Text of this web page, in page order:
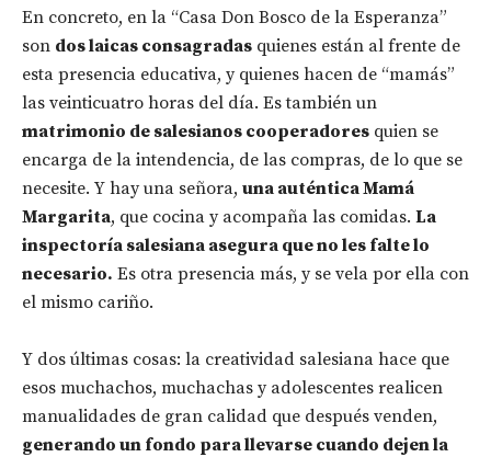
En concreto, en la “Casa Don Bosco de la Esperanza”
son dos laicas consagradas quienes están al frente de
esta presencia educativa, y quienes hacen de “mamás”
las veinticuatro horas del día. Es también un
matrimonio de salesianos cooperadores quien se
encarga de la intendencia, de las compras, de lo que se
necesite. Y hay una señora, una auténtica Mamá
Margarita, que cocina y acompaña las comidas. La
inspectoría salesiana asegura que no les falte lo
necesario. Es otra presencia más, y se vela por ella con
el mismo cariño.
Y dos últimas cosas: la creatividad salesiana hace que
esos muchachos, muchachas y adolescentes realicen
manualidades de gran calidad que después venden,
generando un fondo para llevarse cuando dejen la